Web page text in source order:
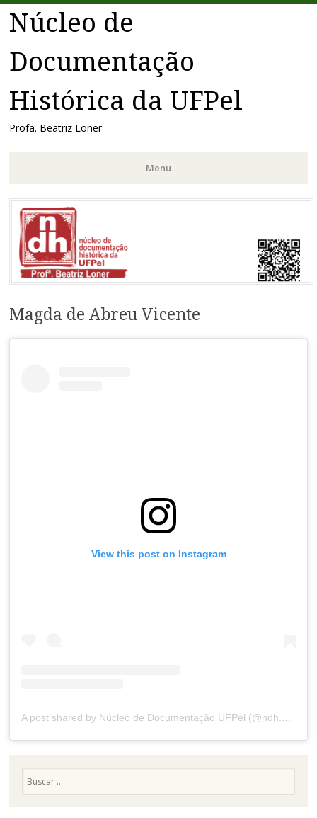
Núcleo de
Documentação
Histórica da UFPel
Profa. Beatriz Loner
Menu
Pular
para
conteúdo
Magda de Abreu Vicente
View this post on Instagram
A post shared by Núcleo de Documentação UFPel (@ndh.ufpel)